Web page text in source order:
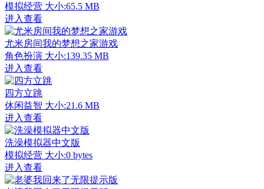
模拟经营 大小:65.5 MB
进入查看
尤米房间我的梦想之家游戏
角色扮演 大小:139.35 MB
进入查看
四方立跳
休闲益智 大小:21.6 MB
进入查看
洗澡模拟器中文版
模拟经营 大小:0 bytes
进入查看